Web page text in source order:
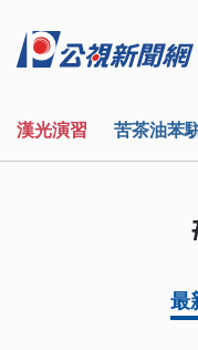
漢光演習 苦茶油苯
最